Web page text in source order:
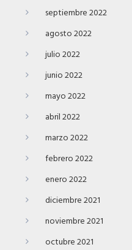
septiembre 2022
agosto 2022
julio 2022
junio 2022
mayo 2022
abril 2022
marzo 2022
febrero 2022
enero 2022
diciembre 2021
noviembre 2021
octubre 2021